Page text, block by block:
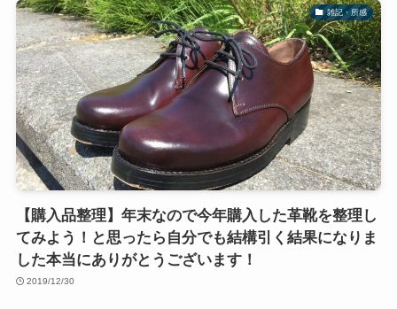
雑記・所感
【購入品整理】年末なので今年購入した革靴を整理し
てみよう！と思ったら自分でも結構引く結果になりま
した本当にありがとうございます！
2019/12/30